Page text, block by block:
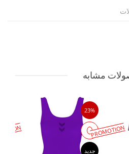
مشابه
23%
PROMOTION
جدید